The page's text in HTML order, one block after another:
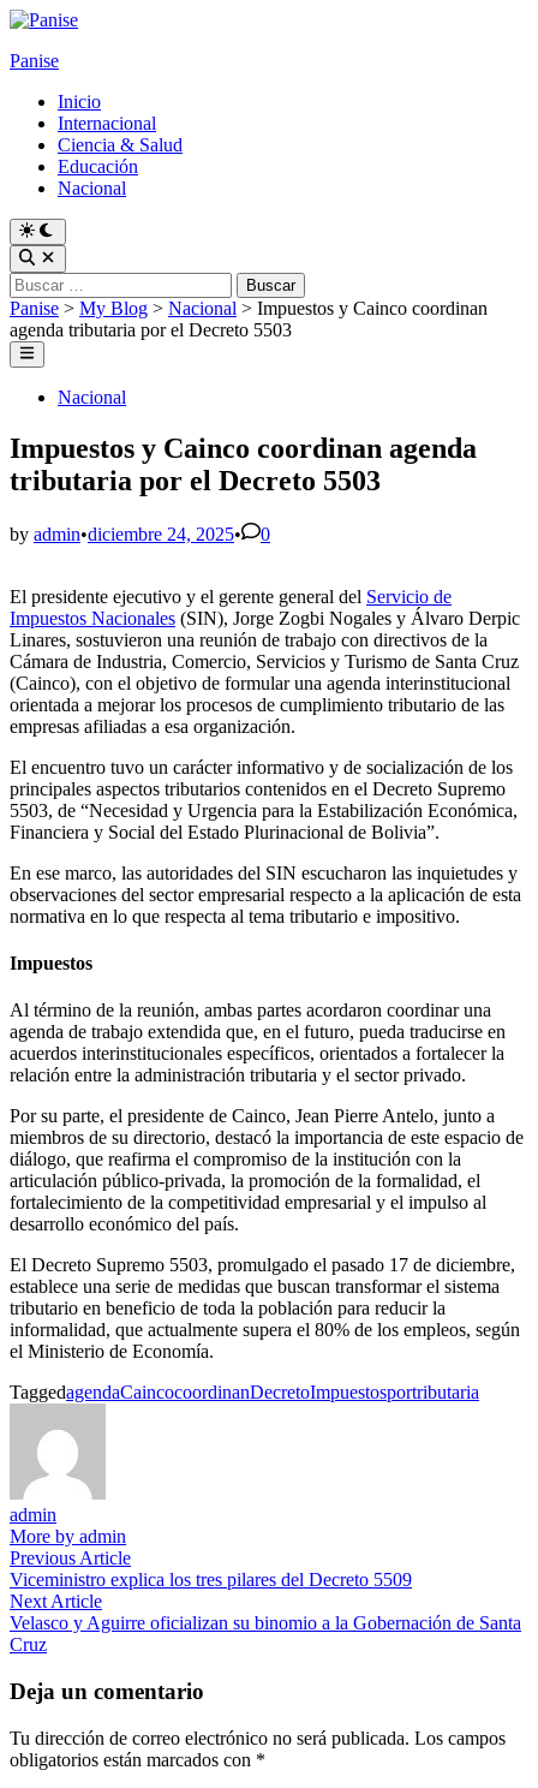
Skip
content
Panise
Inicio
Internacional
Ciencia & Salud
Educación
Nacional
Switch
to
dark
mode
Open
Search
Buscar:
Panise > My Blog > Nacional > Impuestos y Cainco coordinan
agenda tributaria por el Decreto 5503
Main
Menu
PostedNacional
Impuestos y Cainco coordinan agenda
tributaria por el Decreto 5503
by admin•diciembre 24, 2025• 0
El presidente ejecutivo y el gerente general del Servicio de
Impuestos Nacionales (SIN), Jorge Zogbi Nogales y Álvaro Derpic
Linares, sostuvieron una reunión de trabajo con directivos de la
Cámara de Industria, Comercio, Servicios y Turismo de Santa Cruz
(Cainco), con el objetivo de formular una agenda interinstitucional
orientada a mejorar los procesos de cumplimiento tributario de las
empresas afiliadas a esa organización.
El encuentro tuvo un carácter informativo y de socialización de los
principales aspectos tributarios contenidos en el Decreto Supremo
5503, de “Necesidad y Urgencia para la Estabilización Económica,
Financiera y Social del Estado Plurinacional de Bolivia”.
En ese marco, las autoridades del SIN escucharon las inquietudes y
observaciones del sector empresarial respecto a la aplicación de esta
normativa en lo que respecta al tema tributario e impositivo.
Impuestos
Al término de la reunión, ambas partes acordaron coordinar una
agenda de trabajo extendida que, en el futuro, pueda traducirse en
acuerdos interinstitucionales específicos, orientados a fortalecer la
relación entre la administración tributaria y el sector privado.
Por su parte, el presidente de Cainco, Jean Pierre Antelo, junto a
miembros de su directorio, destacó la importancia de este espacio de
diálogo, que reafirma el compromiso de la institución con la
articulación público-privada, la promoción de la formalidad, el
fortalecimiento de la competitividad empresarial y el impulso al
desarrollo económico del país.
El Decreto Supremo 5503, promulgado el pasado 17 de diciembre,
establece una serie de medidas que buscan transformar el sistema
tributario en beneficio de toda la población para reducir la
informalidad, que actualmente supera el 80% de los empleos, según
el Ministerio de Economía.
TaggedagendaCaincocoordinanDecretoImpuestosportributaria
admin
More by admin
Navegación
de
entradas
Previous ArticlePrevious
article:
Viceministro explica los tres pilares del Decreto 5509
Next ArticleNext
article:
Velasco y Aguirre oficializan su binomio a la Gobernación de Santa
Cruz
Deja un comentario
Tu dirección de correo electrónico no será publicada. Los campos
obligatorios están marcados con *